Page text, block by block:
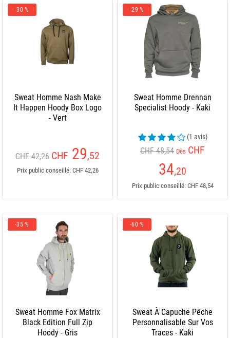
-30 %
Sweat Homme Nash Make
It Happen Hoody Box Logo
- Vert
CHF 42,26 CHF 29,52
Prix public conseillé: CHF 42,26
-29 %
Sweat Homme Drennan
Specialist Hoody - Kaki
(1 avis)
CHF 48,54 Dès CHF
34,20
Prix public conseillé: CHF 48,54
-35 %
Sweat Homme Fox Matrix
Black Edition Full Zip
Hoody - Gris
-60 %
Sweat À Capuche Pêche
Personnalisable Sur Vos
Traces - Kaki